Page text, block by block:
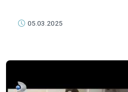
05.03.2025